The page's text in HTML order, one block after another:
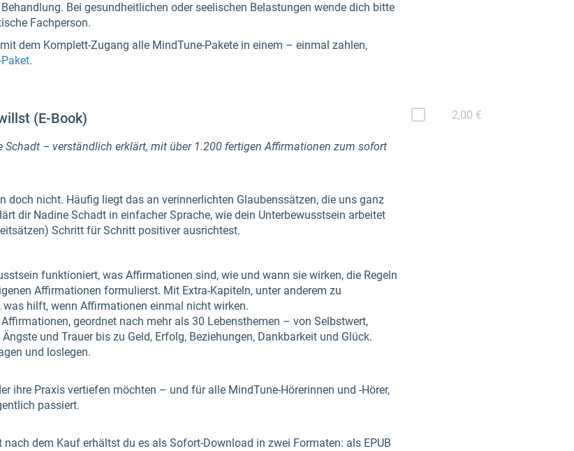
Bei gesundheitlichen oder seelischen Belastungen wende dich bitte
Fachperson.
dem Komplett-Zugang alle MindTune-Pakete in einem – einmal zahlen,
.
(E-Book)
– verständlich erklärt, mit über 1.200 fertigen Affirmationen zum sofort
doch nicht. Häufig liegt das an verinnerlichten Glaubenssätzen, die uns ganz
dir Nadine Schadt in einfacher Sprache, wie dein Unterbewusstsein arbeitet
Schritt für Schritt positiver ausrichtest.
funktioniert, was Affirmationen sind, wie und wann sie wirken, die Regeln
Affirmationen formulierst. Mit Extra-Kapiteln, unter anderem zu
hilft, wenn Affirmationen einmal nicht wirken.
geordnet nach mehr als 30 Lebensthemen – von Selbstwert,
und Trauer bis zu Geld, Erfolg, Beziehungen, Dankbarkeit und Glück.
und loslegen.
ihre Praxis vertiefen möchten – und für alle MindTune-Hörerinnen und -Hörer,
passiert.
dem Kauf erhältst du es als Sofort-Download in zwei Formaten: als EPUB
2,00 €